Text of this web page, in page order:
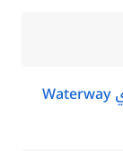
شركة واتر واي للتطوير العقاري Waterway